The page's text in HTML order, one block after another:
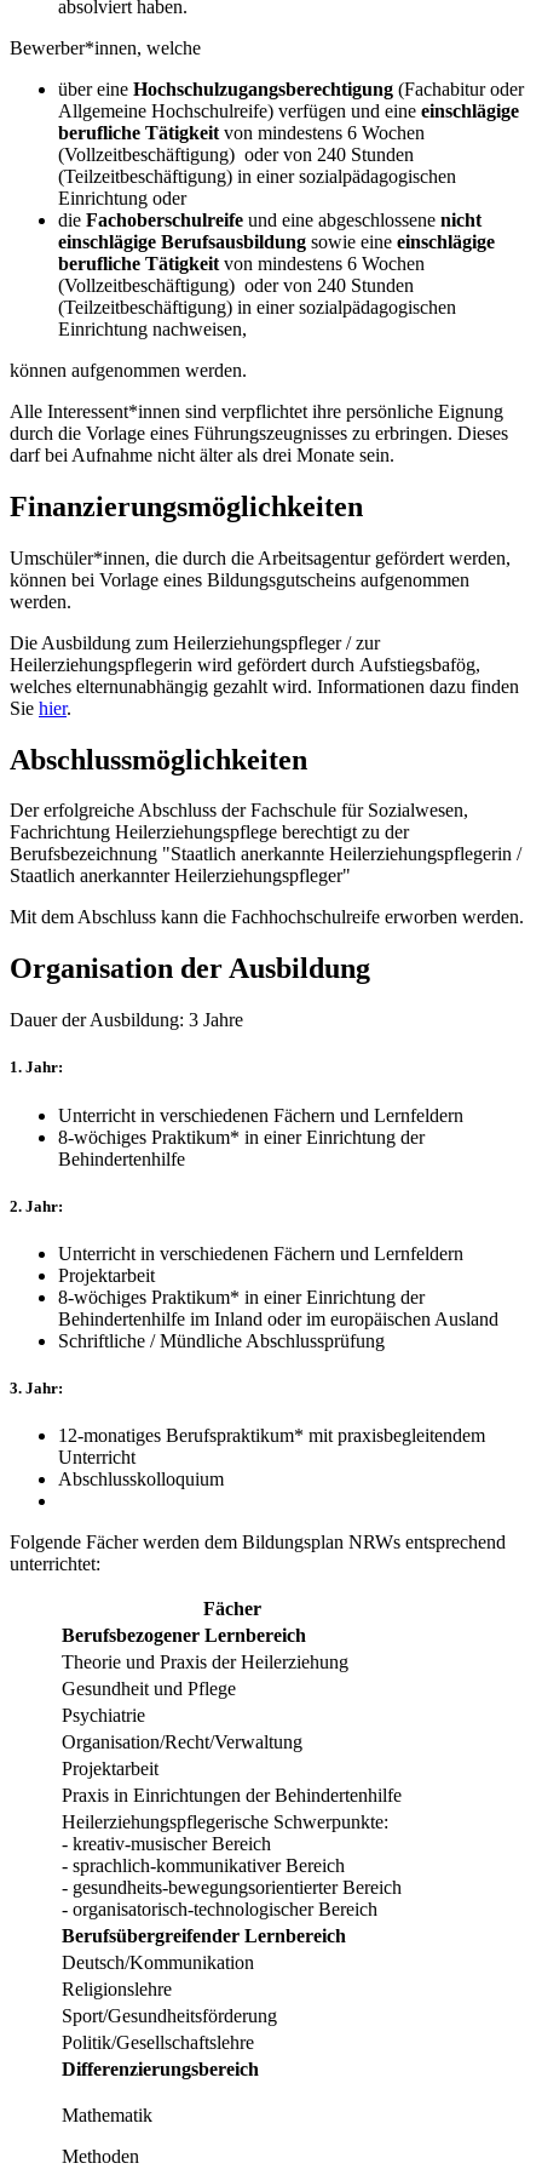
absolviert haben.
Bewerber*innen, welche
über eine Hochschulzugangsberechtigung (Fachabitur oder
Allgemeine Hochschulreife) verfügen und eine einschlägige
berufliche Tätigkeit von mindestens 6 Wochen
(Vollzeitbeschäftigung) oder von 240 Stunden
(Teilzeitbeschäftigung) in einer sozialpädagogischen
Einrichtung oder
die Fachoberschulreife und eine abgeschlossene nicht
einschlägige Berufsausbildung sowie eine einschlägige
berufliche Tätigkeit von mindestens 6 Wochen
(Vollzeitbeschäftigung) oder von 240 Stunden
(Teilzeitbeschäftigung) in einer sozialpädagogischen
Einrichtung nachweisen,
können aufgenommen werden.
Alle Interessent*innen sind verpflichtet ihre persönliche Eignung
durch die Vorlage eines Führungszeugnisses zu erbringen. Dieses
darf bei Aufnahme nicht älter als drei Monate sein.
Finanzierungsmöglichkeiten
Umschüler*innen, die durch die Arbeitsagentur gefördert werden,
können bei Vorlage eines Bildungsgutscheins aufgenommen
werden.
Die Ausbildung zum Heilerziehungspfleger / zur
Heilerziehungspflegerin wird gefördert durch Aufstiegsbafög,
welches elternunabhängig gezahlt wird. Informationen dazu finden
Sie hier.
Abschlussmöglichkeiten
Der erfolgreiche Abschluss der Fachschule für Sozialwesen,
Fachrichtung Heilerziehungspflege berechtigt zu der
Berufsbezeichnung "Staatlich anerkannte Heilerziehungspflegerin /
Staatlich anerkannter Heilerziehungspfleger"
Mit dem Abschluss kann die Fachhochschulreife erworben werden.
Organisation der Ausbildung
Dauer der Ausbildung: 3 Jahre
1. Jahr:
Unterricht in verschiedenen Fächern und Lernfeldern
8-wöchiges Praktikum* in einer Einrichtung der
Behindertenhilfe
2. Jahr:
Unterricht in verschiedenen Fächern und Lernfeldern
Projektarbeit
8-wöchiges Praktikum* in einer Einrichtung der
Behindertenhilfe im Inland oder im europäischen Ausland
Schriftliche / Mündliche Abschlussprüfung
3. Jahr:
12-monatiges Berufspraktikum* mit praxisbegleitendem
Unterricht
Abschlusskolloquium
Folgende Fächer werden dem Bildungsplan NRWs entsprechend
unterrichtet:
Fächer
Berufsbezogener Lernbereich
Theorie und Praxis der Heilerziehung
Gesundheit und Pflege
Psychiatrie
Organisation/Recht/Verwaltung
Projektarbeit
Praxis in Einrichtungen der Behindertenhilfe
Heilerziehungspflegerische Schwerpunkte:
- kreativ-musischer Bereich
- sprachlich-kommunikativer Bereich
- gesundheits-bewegungsorientierter Bereich
- organisatorisch-technologischer Bereich
Berufsübergreifender Lernbereich
Deutsch/Kommunikation
Religionslehre
Sport/Gesundheitsförderung
Politik/Gesellschaftslehre
Differenzierungsbereich
Mathematik
Methoden